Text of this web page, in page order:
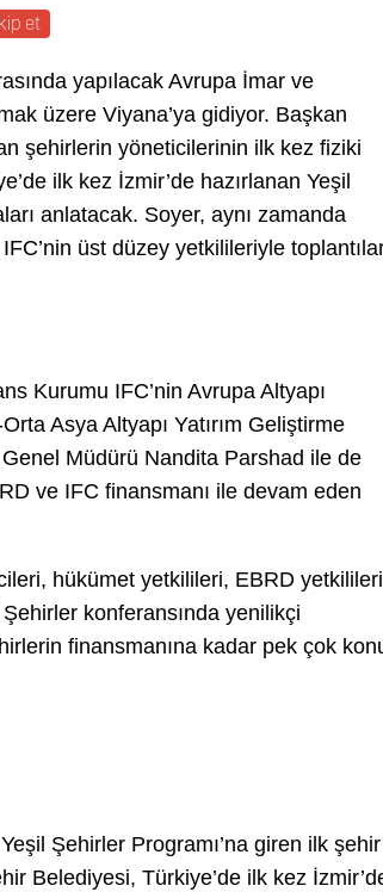
et
yapılacak Avrupa İmar ve
üzere Viyana’ya gidiyor. Başkan
şehirlerin yöneticilerinin ilk kez fiziki
ilk kez İzmir’de hazırlanan Yeşil
anlatacak. Soyer, aynı zamanda
üst düzey yetkilileriyle
Kurumu IFC’nin Avrupa Altyapı
Asya Altyapı Yatırım Geliştirme
Müdürü Nandita Parshad ile de
ve IFC finansmanı ile devam eden
hükümet yetkilileri, EBRD yetkilileri
konferansında yenilikçi
finansmanına kadar pek çok
Şehirler Programı’na giren ilk şehir
Belediyesi, Türkiye’de ilk kez